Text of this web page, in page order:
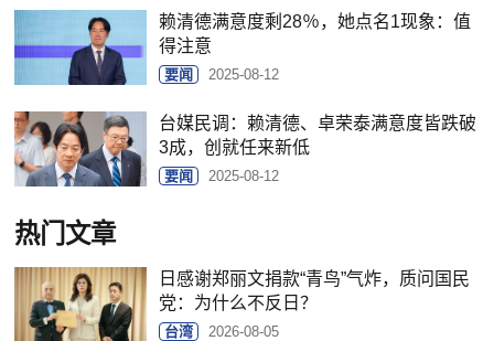
赖清德满意度剩28％，她点名1现象：值
得注意
要闻 2025-08-12
台媒民调：赖清德、卓荣泰满意度皆跌破
3成，创就任来新低
要闻 2025-08-12
热门文章
日感谢郑丽文捐款“青鸟”气炸，质问国民
党：为什么不反日？
台湾 2026-08-05